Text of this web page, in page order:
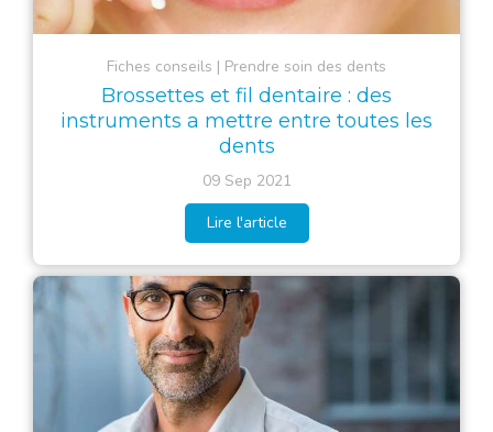
Fiches conseils Prendre soin des dents
Brossettes et fil dentaire : des
instruments a mettre entre toutes les
dents
09 Sep 2021
Lire l'article